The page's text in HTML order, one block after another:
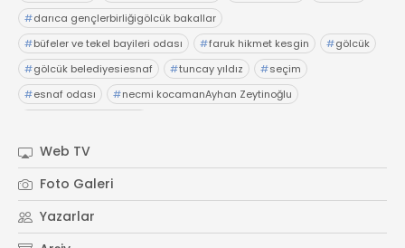
#darıca gençlerbirliğigölcük bakallar
#büfeler ve tekel bayileri odası #faruk hikmet kesgin #gölcük
#gölcük belediyesiesnaf #tuncay yıldız #seçim
#esnaf odası #necmi kocamanAyhan Zeytinoğlu
Web TV
Foto Galeri
Yazarlar